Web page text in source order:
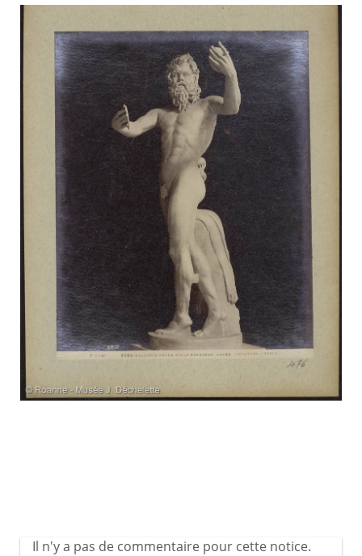
Il n'y a pas de commentaire pour cette notice.